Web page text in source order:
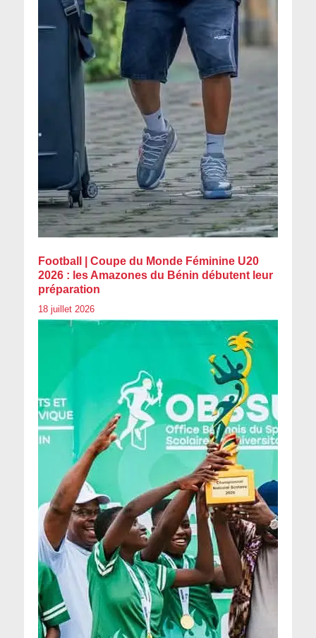
Football | Coupe du Monde Féminine U20
2026 : les Amazones du Bénin débutent leur
préparation
18 juillet 2026